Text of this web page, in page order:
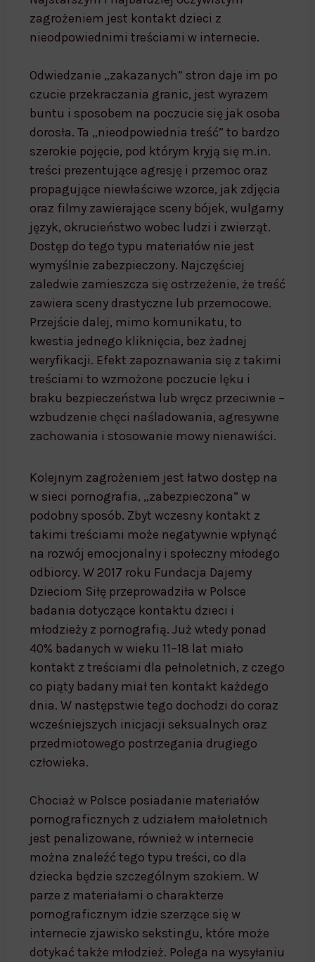
zagrożeniem jest kontakt dzieci z
nieodpowiednimi treściami w internecie.
Odwiedzanie „zakazanych” stron daje im po
czucie przekraczania granic, jest wyrazem
buntu i sposobem na poczucie się jak osoba
dorosła. Ta „nieodpowiednia treść” to bardzo
szerokie pojęcie, pod którym kryją się m.in.
treści prezentujące agresję i przemoc oraz
propagujące niewłaściwe wzorce, jak zdjęcia
oraz filmy zawierające sceny bójek, wulgarny
język, okrucieństwo wobec ludzi i zwierząt.
Dostęp do tego typu materiałów nie jest
wymyślnie zabezpieczony. Najczęściej
zaledwie zamieszcza się ostrzeżenie, że treść
zawiera sceny drastyczne lub przemocowe.
Przejście dalej, mimo komunikatu, to
kwestia jednego kliknięcia, bez żadnej
weryfikacji. Efekt zapoznawania się z takimi
treściami to wzmożone poczucie lęku i
braku bezpieczeństwa lub wręcz przeciwnie –
wzbudzenie chęci naśladowania, agresywne
zachowania i stosowanie mowy nienawiści.
Kolejnym zagrożeniem jest łatwo dostęp na
w sieci pornografia, „zabezpieczona” w
podobny sposób. Zbyt wczesny kontakt z
takimi treściami może negatywnie wpłynąć
na rozwój emocjonalny i społeczny młodego
odbiorcy. W 2017 roku Fundacja Dajemy
Dzieciom Siłę przeprowadziła w Polsce
badania dotyczące kontaktu dzieci i
młodzieży z pornografią. Już wtedy ponad
40% badanych w wieku 11–18 lat miało
kontakt z treściami dla pełnoletnich, z czego
co piąty badany miał ten kontakt każdego
dnia. W następstwie tego dochodzi do coraz
wcześniejszych inicjacji seksualnych oraz
przedmiotowego postrzegania drugiego
człowieka.
Chociaż w Polsce posiadanie materiałów
pornograficznych z udziałem małoletnich
jest penalizowane, również w internecie
można znaleźć tego typu treści, co dla
dziecka będzie szczególnym szokiem. W
parze z materiałami o charakterze
pornograficznym idzie szerzące się w
internecie zjawisko sekstingu, które może
dotykać także młodzież. Polega na wysyłaniu